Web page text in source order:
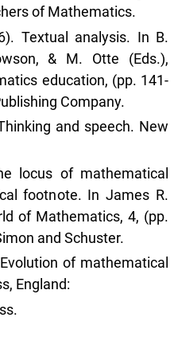
of Mathematics.
Textual analysis. In B.
& M. Otte (Eds.),
education, (pp. 141-
Company.
and speech. New
locus of mathematical
footnote. In James R.
of Mathematics, 4, (pp.
and Schuster.
of mathematical
England: